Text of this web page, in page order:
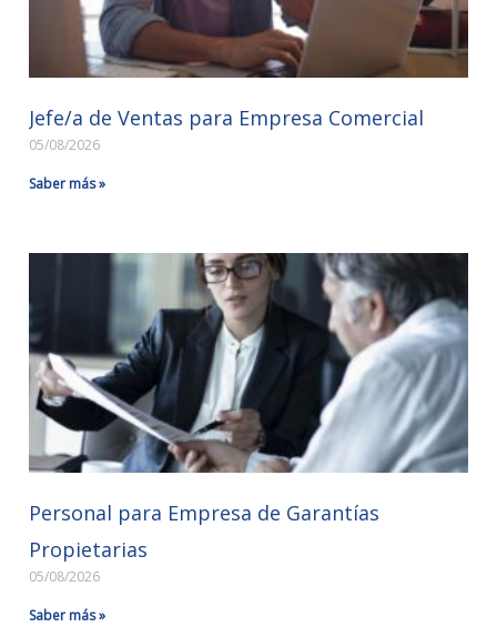
Jefe/a de Ventas para Empresa Comercial
05/08/2026
Saber más »
Personal para Empresa de Garantías
Propietarias
05/08/2026
Saber más »